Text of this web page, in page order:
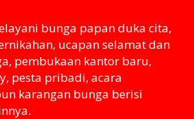
bunga papan duka cita,
ucapan selamat dan
pembukaan kantor baru,
pesta pribadi, acara
karangan bunga berisi